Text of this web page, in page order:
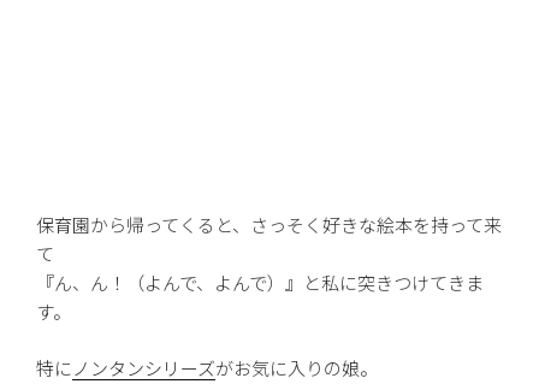
保育園から帰ってくると、さっそく好きな絵本を持って来
て
『ん、ん！（よんで、よんで）』と私に突きつけてきま
す。
特にノンタンシリーズがお気に入りの娘。